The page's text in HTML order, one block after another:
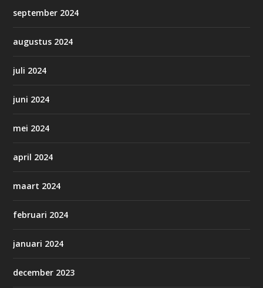
september 2024
augustus 2024
juli 2024
juni 2024
mei 2024
april 2024
maart 2024
februari 2024
januari 2024
december 2023